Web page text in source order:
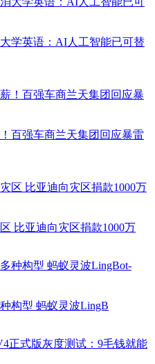
学英语：AI人工智能已可替
百强车商兰天集团回应暴雷
比亚迪向灾区捐款1000万
构型 蚂蚁灵波LingB